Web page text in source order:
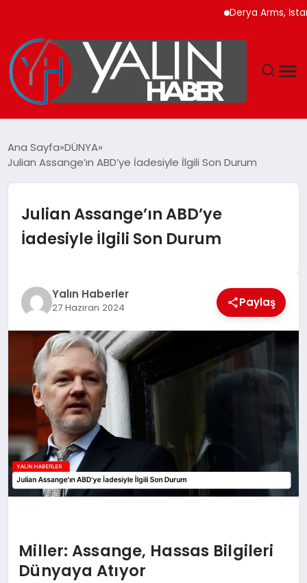
Derya Arms,
DÜNYA
EKONOMİ
EĞİTİM
TEKNOLOJİ
MAGAZİN
SAĞLIK
Ana Sayfa DÜNYA
Julian Assange’ın ABD’ye İadesiyle İlgili Son Durum
Julian Assange’ın ABD’ye
İadesiyle İlgili Son Durum
Yalın Haberler
27 Haziran 2024 Paylaş
Miller: Assange, Hassas Bilgileri
Dünyaya Atıyor